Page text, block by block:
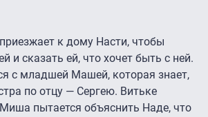
к дому Насти, чтобы
и сказать ей, что хочет быть с ней.
с младшей Машей, которая знает,
по отцу — Сергею. Витьке
Миша пытается объяснить Наде, что